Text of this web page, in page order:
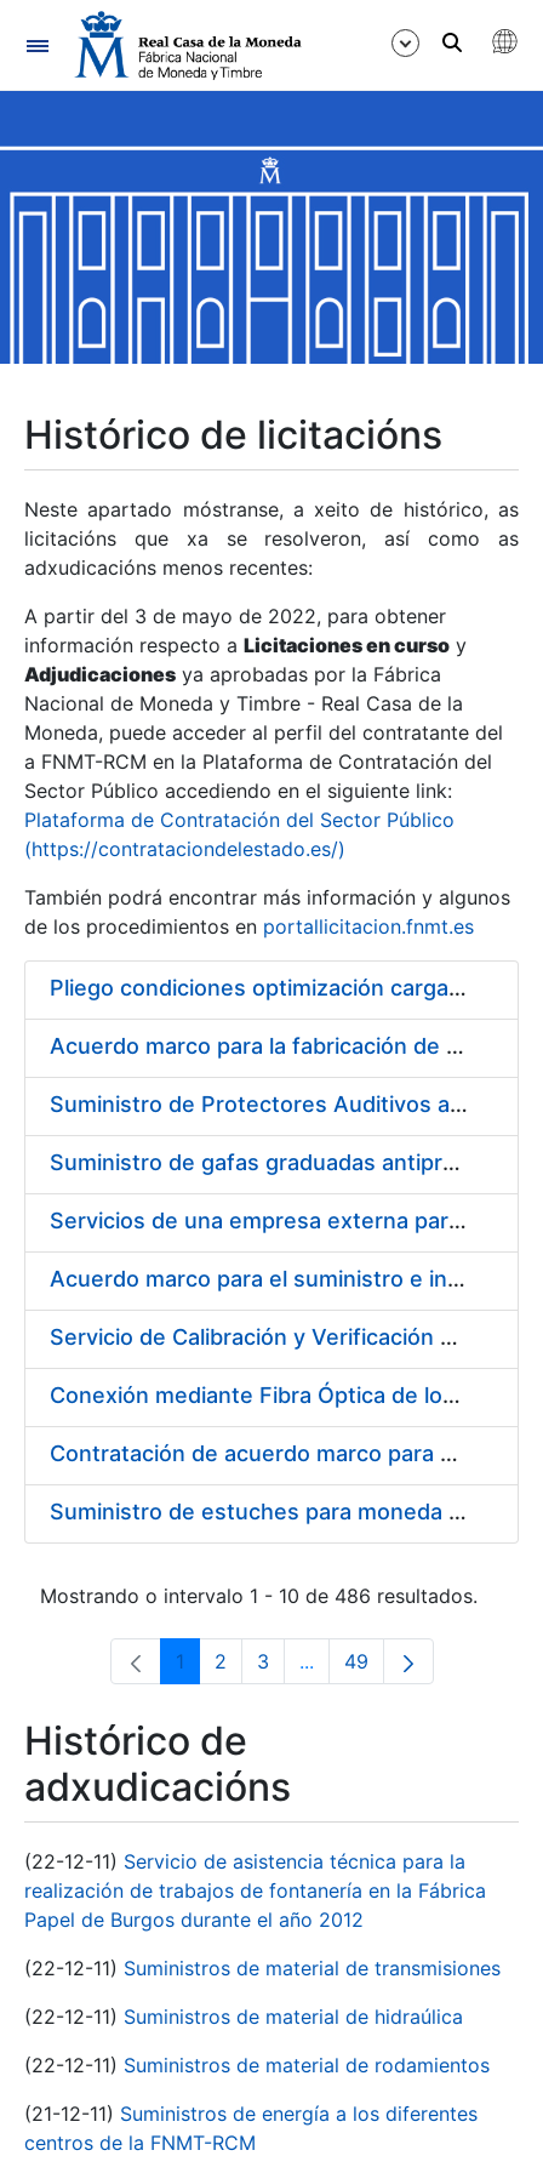
Navegación
Mostrar/Ocultar
Mostrar/Ocultar
Mostrar/Ocultar
Mostrar/Ocultar
Mostrar/Ocultar
Mostrar/Ocultar
Mostrar/Ocultar
Histórico de licitacións
Neste apartado móstranse, a xeito de histórico, as
licitacións que xa se resolveron, así como as
adxudicacións menos recentes:
A partir del 3 de mayo de 2022, para obtener
información respecto a Licitaciones en curso y
Adjudicaciones ya aprobadas por la Fábrica
Nacional de Moneda y Timbre - Real Casa de la
Moneda, puede acceder al perfil del contratante del
a FNMT-RCM en la Plataforma de Contratación del
Sector Público accediendo en el siguiente link:
Plataforma de Contratación del Sector Público
(https://contrataciondelestado.es/)
También podrá encontrar más información y algunos
de los procedimientos en portallicitacion.fnmt.es
Pliego condiciones optimización cargas compras firmado
Acuerdo marco para la fabricación de piezas
Suministro de Protectores Auditivos a medida para las personas trabajadoras de los Centros de Trabajo de Madrid y Burgos
Suministro de gafas graduadas antiproyecciones para los trabajadores de la FNMT-RCM en los centros de trabajo de Madrid y Burgos
Servicios de una empresa externa para el asesoramiento y resolución de los recursos de alzada que se presentan relacionados con procesos de selección para la FNMT-RCM
Acuerdo marco para el suministro e instalación de persianas, estores y otros complementos
Servicio de Calibración y Verificación Externa de los Equipos de Medición del Servicio de Prevención de la FNMT-RCM
Conexión mediante Fibra Óptica de los Centros de Proceso de Datos (CPDs) de las sedes de la FNMT-RCM de Burgos y Madrid
Contratación de acuerdo marco para el Suministro de Material de Electricidad para la Fábrica Nacional de Moneda y Timbre-Real Casa de la Moneda en su centro de trabajo de Burgos
Suministro de estuches para moneda de 30 €
Mostrando o intervalo 1 - 10 de 486 resultados.
Páxina
1 Páxina
2 Páxina
3 ...Páxinas intermedias Use
Páxina
49
Histórico de
adxudicacións
(22-12-11) Servicio de asistencia técnica para la
realización de trabajos de fontanería en la Fábrica
Papel de Burgos durante el año 2012
(22-12-11) Suministros de material de transmisiones
(22-12-11) Suministros de material de hidraúlica
(22-12-11) Suministros de material de rodamientos
(21-12-11) Suministros de energía a los diferentes
centros de la FNMT-RCM